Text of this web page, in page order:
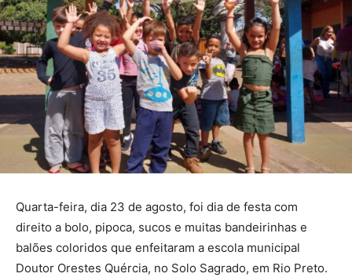
Quarta-feira, dia 23 de agosto, foi dia de festa com
direito a bolo, pipoca, sucos e muitas bandeirinhas e
balões coloridos que enfeitaram a escola municipal
Doutor Orestes Quércia, no Solo Sagrado, em Rio Preto.